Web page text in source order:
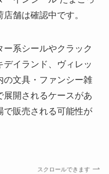
舗は確認中です。
系シールやクラック
デイランド、ヴィレッ
の文具・ファンシー雑
開されるケースがあ
で販売される可能性が
スクロールできます